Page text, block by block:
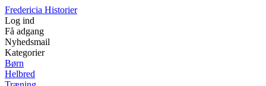
Fredericia Historier
Log ind
Få adgang
Nyhedsmail
Kategorier
Børn
Helbred